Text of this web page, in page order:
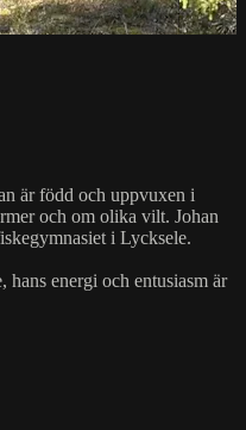
är född och uppvuxen i
och om olika vilt. Johan
i Lycksele.
energi och entusiasm är